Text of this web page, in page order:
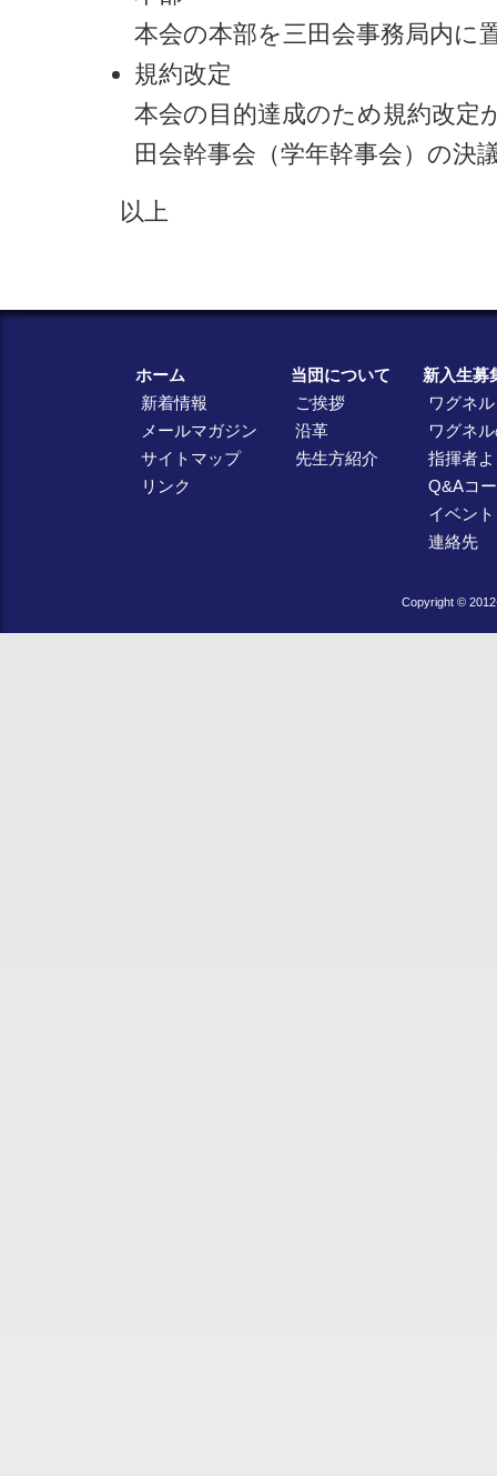
本会の本部を三田会事務局内に
規約改定
本会の目的達成のため規約改定
田会幹事会（学年幹事会）の決
以上
ホーム
新着情報
メールマガジン
サイトマップ
リンク
当団について
ご挨拶
沿革
先生方紹介
新入生募
ワグネ
ワグネ
指揮者
Q&Aコ
イベン
連絡先
Copyright ©